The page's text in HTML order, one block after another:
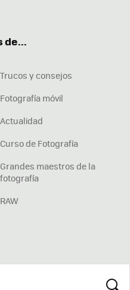
de...
Trucos y consejos
Fotografía móvil
Actualidad
Curso de Fotografía
Grandes maestros de la
fotografía
RAW